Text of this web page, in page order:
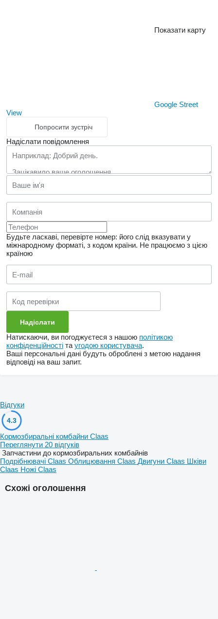
Показати карту
Google Street
View
Попросити зустріч
Надіслати повідомлення
Будьте ласкаві, перевірте номер: його слід вказувати у
міжнародному форматі, з кодом країни. Не працюємо з цією
країною
Натискаючи, ви погоджуєтеся з нашою політикою
конфіденційності та угодою користувача.
Ваші персональні дані будуть оброблені з метою надання
відповіді на ваш запит.
Схожі оголошення
Відгуки
4.3
Кормозбиральні комбайни Claas
Переглянути 20 відгуків
Запчастини до кормозбиральних комбайнів
Подрібнювачі Claas Облицювання Claas Двигуни Claas Шківи
Claas Ножі Claas